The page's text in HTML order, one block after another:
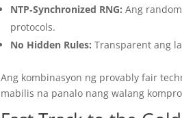
NTP‑Synchronized RNG: Ang
protocols.
No Hidden Rules: Transparent ang
Ang kombinasyon ng provably fair
mabilis na panalo nang walang